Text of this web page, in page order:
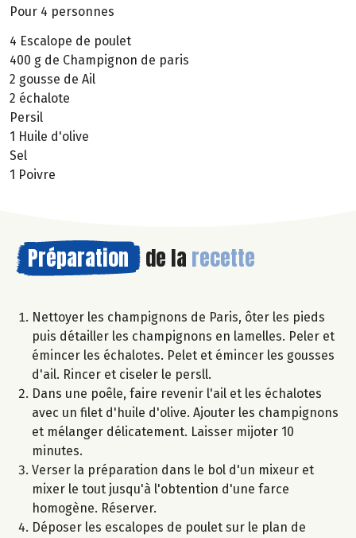
Pour 4 personnes
4 Escalope de poulet
400 g de Champignon de paris
2 gousse de Ail
2 échalote
Persil
1 Huile d'olive
Sel
1 Poivre
Préparation de la recette
Nettoyer les champignons de Paris, ôter les pieds
puis détailler les champignons en lamelles. Peler et
émincer les échalotes. Pelet et émincer les gousses
d'ail. Rincer et ciseler le persll.
Dans une poêle, faire revenir l'ail et les échalotes
avec un filet d'huile d'olive. Ajouter les champignons
et mélanger délicatement. Laisser mijoter 10
minutes.
Verser la préparation dans le bol d'un mixeur et
mixer le tout jusqu'à l'obtention d'une farce
homogène. Réserver.
Déposer les escalopes de poulet sur le plan de